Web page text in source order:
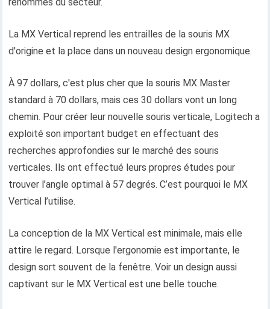
La MX Vertical reprend les entrailles de la souris MX
d'origine et la place dans un nouveau design ergonomique.
À 97 dollars, c'est plus cher que la souris MX Master
standard à 70 dollars, mais ces 30 dollars vont un long
chemin. Pour créer leur nouvelle souris verticale, Logitech a
exploité son important budget en effectuant des
recherches approfondies sur le marché des souris
verticales. Ils ont effectué leurs propres études pour
trouver l’angle optimal à 57 degrés. C’est pourquoi le MX
Vertical l’utilise.
La conception de la MX Vertical est minimale, mais elle
attire le regard. Lorsque l'ergonomie est importante, le
design sort souvent de la fenêtre. Voir un design aussi
captivant sur le MX Vertical est une belle touche.